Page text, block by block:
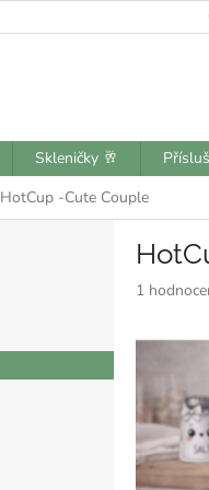
Skleničky 🥂
HotCup -Cute Couple
Průměrné
5
hvězdiček.
1